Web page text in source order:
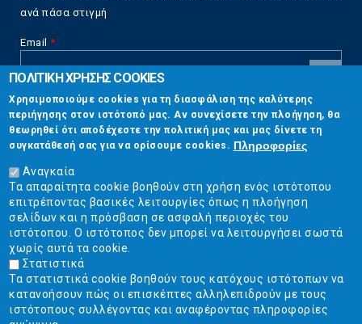
ανά πάσα στιγμή
Email *
CAPTCHA
This
question is
for testing
whether or
not you are a
human visitor
and to
prevent
automated
spam
submissions.
5+2
Επικοινωνία
Στουρνάρη 17, Αθήνα 10683
2103304444
info@ekpizo.gr
www.ekpizo.gr
Δευ - Πεμ:10:00 πμ - 2:00 μμ
Σάβ - Κυρ: Κλειστά
ΠΟΛΙΤΙΚΗ ΧΡΗΣΗΣ COOKIES
Χρησιμοποιούμε cookies για τη διασφάλιση της καλύτερης
περιήγησης στον ιστότοπό μας. Αν συνεχίσετε την πλοήγηση, θα
θεωρηθεί ότι αποδέχεστε την πολιτική μας και μας δίνετε τη
συγκατάθεσή σας για να ορίσουμε cookies. Πληροφορίες
Αναγκαία
Τα απαραίτητα cookie βοηθούν στη χρήση ενός ιστότοπου
επιτρέποντας βασικές λειτουργίες όπως η πλοήγηση
σελίδων και η πρόσβαση σε ασφαλή περιοχές του
ιστότοπου. Ο ιστότοπος δεν μπορεί να λειτουργήσει σωστά
χωρίς αυτά τα cookie.
Στατιστικά
Τα στατιστικά cookie βοηθούν τους κατόχους ιστότοπων να
κατανοήσουν πώς οι επισκέπτες αλληλεπιδρούν με τους
ιστότοπους συλλέγοντας και αναφέροντας πληροφορίες